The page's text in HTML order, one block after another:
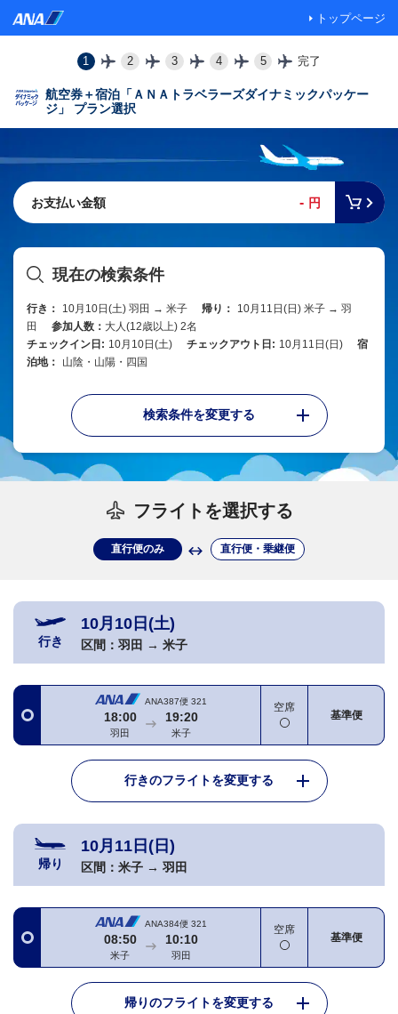
トップページ
1 2 3 4 5 完了
航空券＋宿泊「ＡＮＡトラベラーズダイナミックパッケー
ジ」 プラン選択
お支払い金額 - 円
現在の検索条件
行き： 10月10日(土) 羽田 → 米子 帰り：
10月11日(日) 米子 → 羽
田
参加人数： 大人(12歳以上) 2名
チェックイン日: 10月10日(土) チェックアウト日: 10月11日(日)
宿
泊地：
山陰・山陽・四国
検索条件を変更する
フライトを選択する
直行便のみ 直行便・乗継便
行き
10月10日(土)
区間： 羽田 → 米子
ANA387便 321
18:00
羽田
19:20
米子
空席
基準便
行きのフライトを変更する
帰り
10月11日(日)
区間： 米子 → 羽田
ANA384便 321
08:50
米子
10:10
羽田
空席
基準便
帰りのフライトを変更する